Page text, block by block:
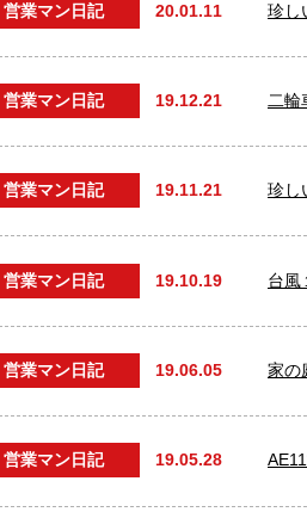
営業マン日記 20.01.11 珍し
営業マン日記 19.12.21 二輪
営業マン日記 19.11.21 珍し
営業マン日記 19.10.19 台風
営業マン日記 19.06.05 家の
営業マン日記 19.05.28